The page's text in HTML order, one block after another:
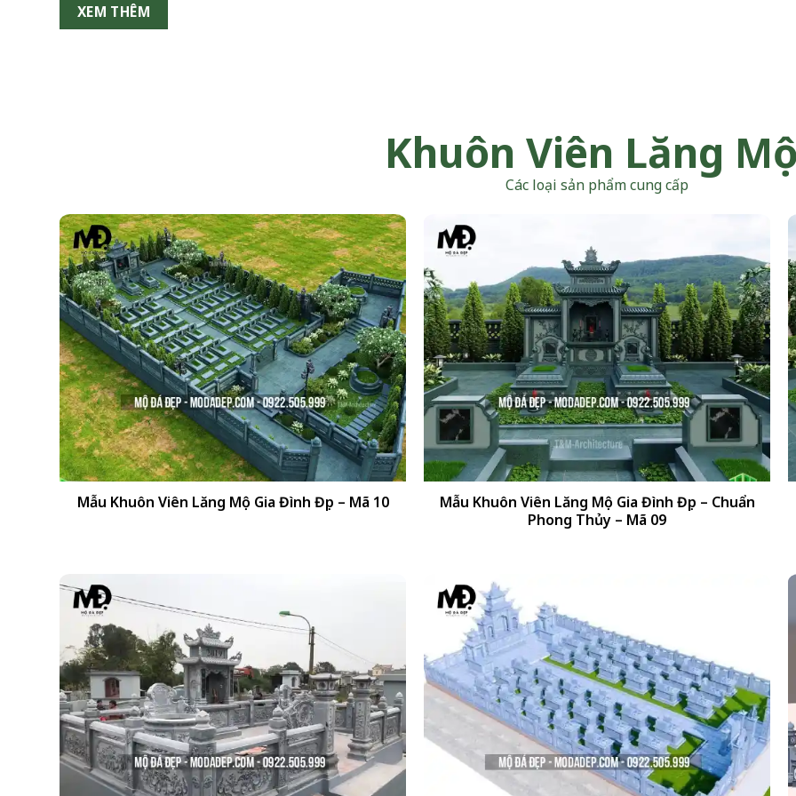
XEM THÊM
Khuôn Viên Lăng
Các loại sản phẩm cung cấp
+
Mẫu Khuôn Viên Lăng Mộ Gia Đình Đẹp – Mã 10
+
Mẫu Khuôn Viên Lăng Mộ Gia Đình Đẹp – Chuẩn
Phong Thủy – Mã 09